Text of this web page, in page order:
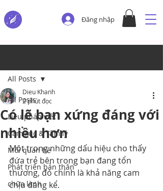
Đăng nhập
All Posts
Liệu pháp viết
Cảm xúc & Tâm lý
Mối quan hệ
Phát triển bản thân
chữa lành
All Posts
Có lẽ bạn xứng đáng với
nhiều hơn
Dieu Khanh
2 phút đọc
Một trong những dấu hiệu cho thấy
đứa trẻ bên trong bạn đang tổn
thương, đó chính là khả năng cam
chịu đáng kể.